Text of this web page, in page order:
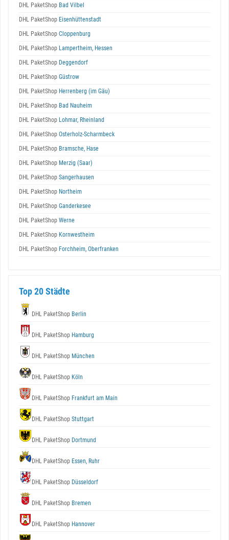
DHL PaketShop Bad Vilbel
DHL PaketShop Eisenhüttenstadt
DHL PaketShop Cloppenburg
DHL PaketShop Lampertheim, Hessen
DHL PaketShop Deggendorf
DHL PaketShop Güstrow
DHL PaketShop Herrenberg (im Gäu)
DHL PaketShop Bad Nauheim
DHL PaketShop Lohmar, Rheinland
DHL PaketShop Osterholz-Scharmbeck
DHL PaketShop Bramsche, Hase
DHL PaketShop Merzig (Saar)
DHL PaketShop Sangerhausen
DHL PaketShop Northeim
DHL PaketShop Ganderkesee
DHL PaketShop Werne
DHL PaketShop Kornwestheim
DHL PaketShop Forchheim, Oberfranken
Top 20 Städte
DHL PaketShop Berlin
DHL PaketShop Hamburg
DHL PaketShop München
DHL PaketShop Köln
DHL PaketShop Frankfurt am Main
DHL PaketShop Stuttgart
DHL PaketShop Dortmund
DHL PaketShop Essen, Ruhr
DHL PaketShop Düsseldorf
DHL PaketShop Bremen
DHL PaketShop Hannover